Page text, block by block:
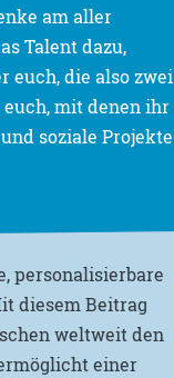
am aller
Talent dazu,
euch, die also zwei
mit denen ihr
soziale Projekte
personalisierbare
diesem Beitrag
weltweit den
einer